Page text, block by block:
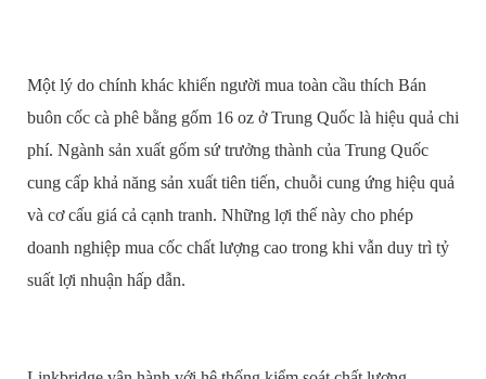
Một lý do chính khác khiến người mua toàn cầu thích Bán
buôn cốc cà phê bằng gốm 16 oz ở Trung Quốc là hiệu quả chi
phí. Ngành sản xuất gốm sứ trưởng thành của Trung Quốc
cung cấp khả năng sản xuất tiên tiến, chuỗi cung ứng hiệu quả
và cơ cấu giá cả cạnh tranh. Những lợi thế này cho phép
doanh nghiệp mua cốc chất lượng cao trong khi vẫn duy trì tỷ
suất lợi nhuận hấp dẫn.